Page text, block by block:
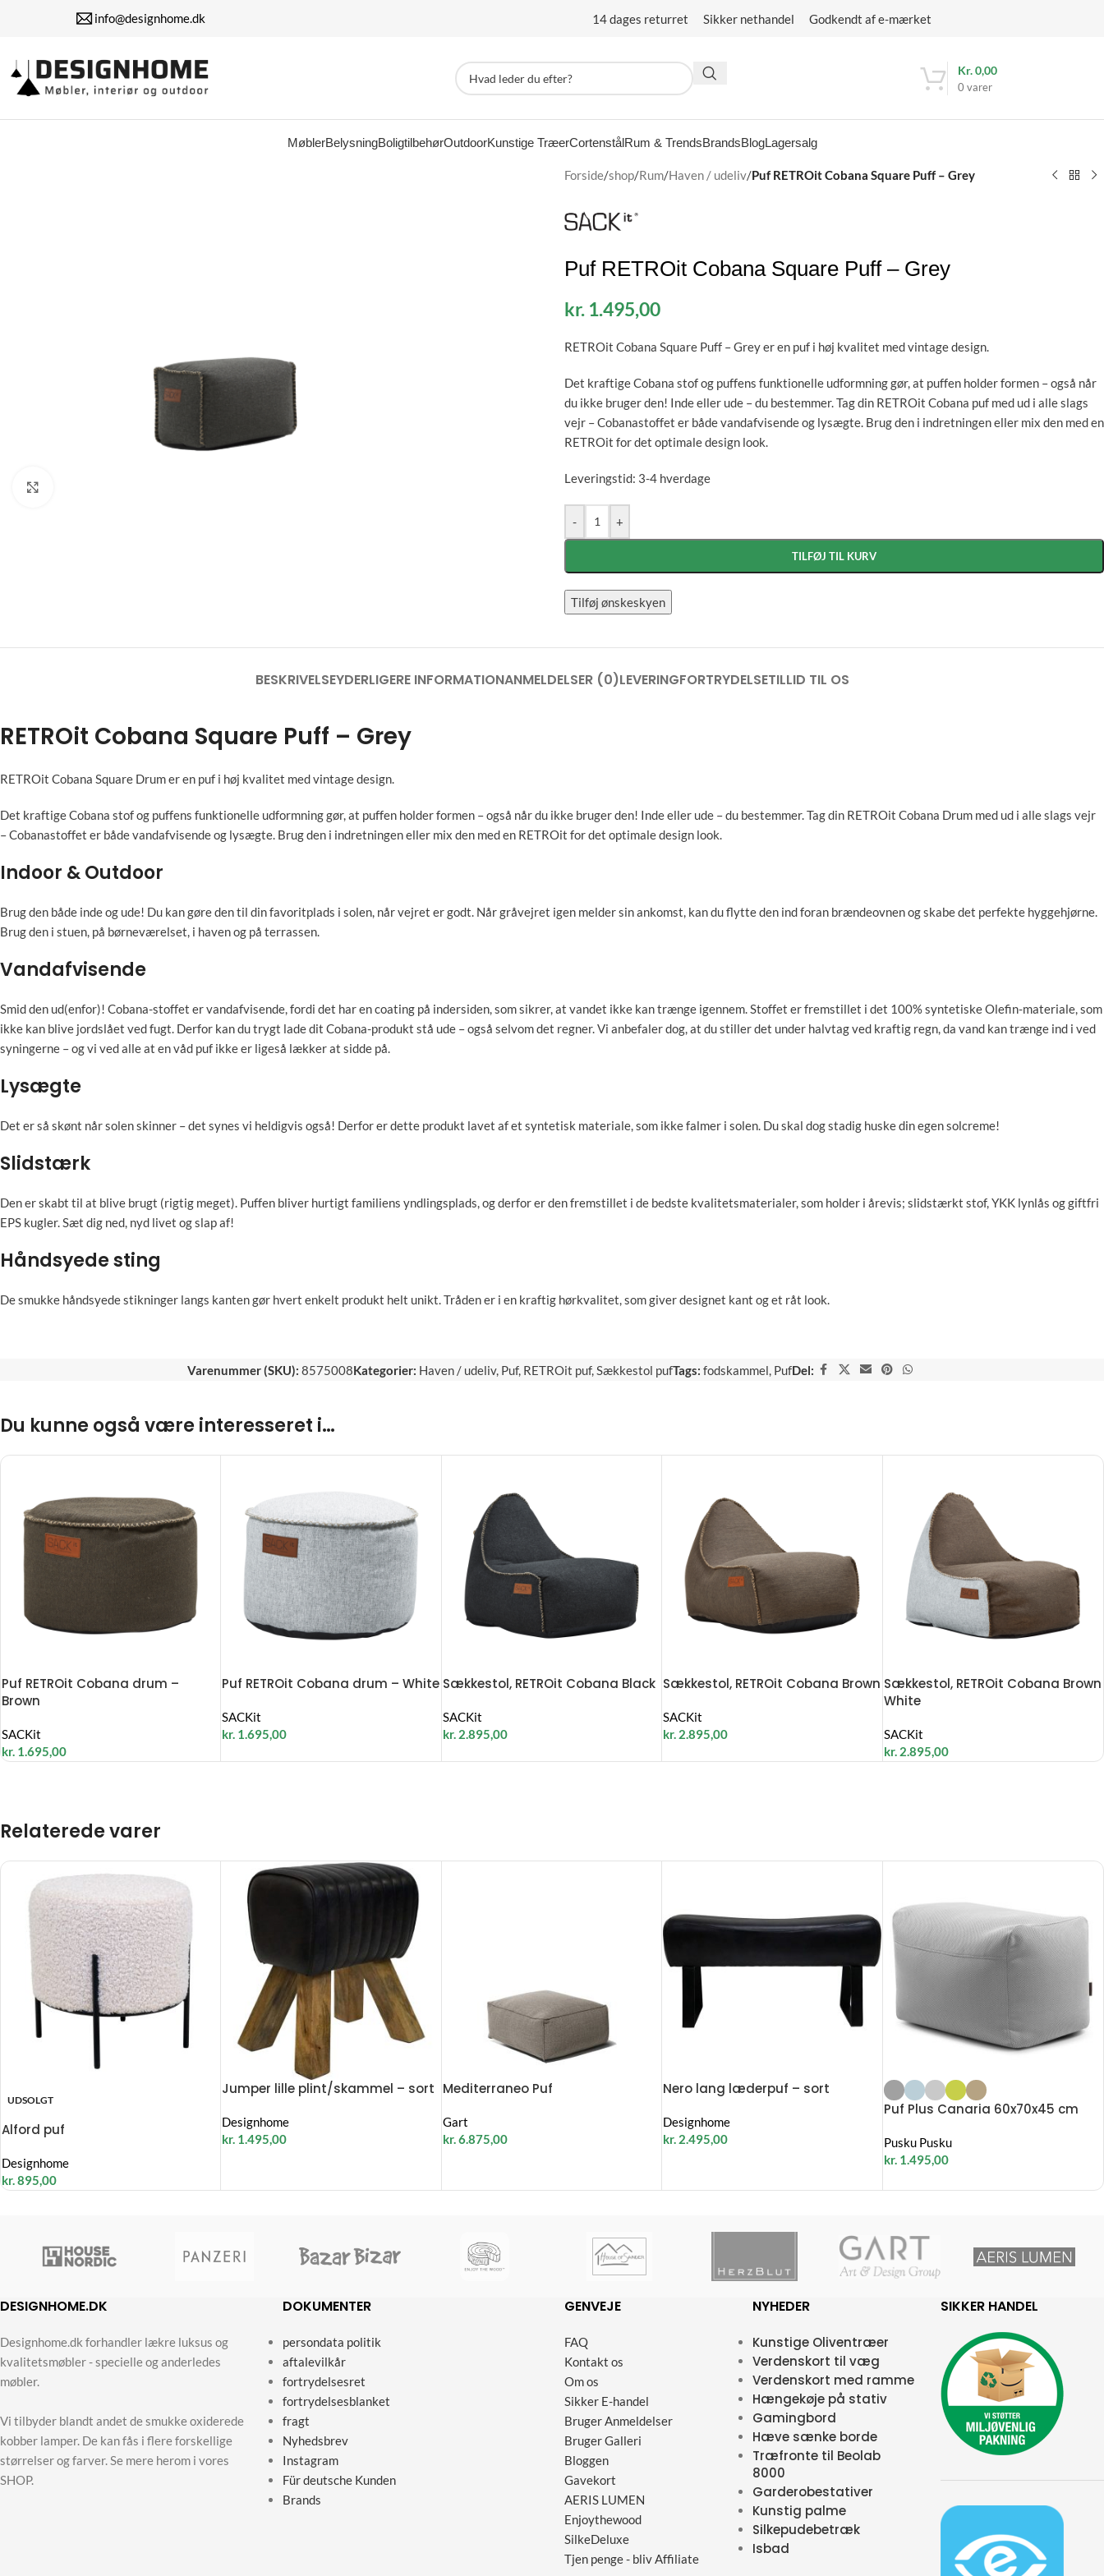
info@designhome.dk 14 dages returret Sikker nethandel Godkendt af e-mærket
0 varer
Kr.0,00
MøblerBelysningBoligtilbehørOutdoorKunstige TræerCortenstålRum & TrendsBrandsBlogLagersalg
Forside/shop/Rum/Haven / udeliv/Puf RETROit Cobana Square Puff – Grey
Puf RETROit Cobana Square Puff – Grey
kr. 1.495,00
RETROit Cobana Square Puff – Grey er en puf i høj kvalitet med vintage design.
Det kraftige Cobana stof og puffens funktionelle udformning gør, at puffen holder formen – også når
du ikke bruger den! Inde eller ude – du bestemmer. Tag din RETROit Cobana puf med ud i alle slags
vejr – Cobanastoffet er både vandafvisende og lysægte. Brug den i indretningen eller mix den med en
RETROit for det optimale design look.
Leveringstid: 3-4 hverdage
- +
TILFØJ TIL KURV
Tilføj ønskeskyen
BESKRIVELSEYDERLIGERE INFORMATIONANMELDELSER (0)LEVERINGFORTRYDELSETILLID TIL OS
RETROit Cobana Square Puff – Grey
RETROit Cobana Square Drum er en puf i høj kvalitet med vintage design.
Det kraftige Cobana stof og puffens funktionelle udformning gør, at puffen holder formen – også når du ikke bruger den! Inde eller ude – du bestemmer. Tag din RETROit Cobana Drum med ud i alle slags vejr
– Cobanastoffet er både vandafvisende og lysægte. Brug den i indretningen eller mix den med en RETROit for det optimale design look.
Indoor & Outdoor
Brug den både inde og ude! Du kan gøre den til din favoritplads i solen, når vejret er godt. Når gråvejret igen melder sin ankomst, kan du flytte den ind foran brændeovnen og skabe det perfekte hyggehjørne.
Brug den i stuen, på børneværelset, i haven og på terrassen.
Vandafvisende
Smid den ud(enfor)! Cobana-stoffet er vandafvisende, fordi det har en coating på indersiden, som sikrer, at vandet ikke kan trænge igennem. Stoffet er fremstillet i det 100% syntetiske Olefin-materiale, som
ikke kan blive jordslået ved fugt. Derfor kan du trygt lade dit Cobana-produkt stå ude – også selvom det regner. Vi anbefaler dog, at du stiller det under halvtag ved kraftig regn, da vand kan trænge ind i ved
syningerne – og vi ved alle at en våd puf ikke er ligeså lækker at sidde på.
Lysægte
Det er så skønt når solen skinner – det synes vi heldigvis også! Derfor er dette produkt lavet af et syntetisk materiale, som ikke falmer i solen. Du skal dog stadig huske din egen solcreme!
Slidstærk
Den er skabt til at blive brugt (rigtig meget). Puffen bliver hurtigt familiens yndlingsplads, og derfor er den fremstillet i de bedste kvalitetsmaterialer, som holder i årevis; slidstærkt stof, YKK lynlås og giftfri
EPS kugler. Sæt dig ned, nyd livet og slap af!
Håndsyede sting
De smukke håndsyede stikninger langs kanten gør hvert enkelt produkt helt unikt. Tråden er i en kraftig hørkvalitet, som giver designet kant og et råt look.
Varenummer (SKU): 8575008Kategorier: Haven / udeliv, Puf, RETROit puf,Sækkestol pufTags: fodskammel, PufDel:
Du kunne også være interesseret i…
Puf RETROit Cobana drum –
Brown
SACKit
kr. 1.695,00
Puf RETROit Cobana drum – White
SACKit
kr. 1.695,00
Sækkestol, RETROit Cobana Black
SACKit
kr.2.895,00
Sækkestol, RETROit Cobana Brown
SACKit
kr. 2.895,00
Sækkestol, RETROit Cobana Brown
White
SACKit
kr.2.895,00
Relaterede varer
UDSOLGT
Alford puf
Designhome
kr.895,00
Jumper lille plint/skammel – sort
Designhome
kr. 1.495,00
Mediterraneo Puf
Gart
kr.6.875,00
Nero lang læderpuf – sort
Designhome
kr. 2.495,00
Puf Plus Canaria 60x70x45 cm
Pusku Pusku
kr.1.495,00
DESIGNHOME.DK
Designhome.dk forhandler lækre luksus og
kvalitetsmøbler - specielle og anderledes
møbler.
Vi tilbyder blandt andet de smukke oxiderede
kobber lamper. De kan fås i flere forskellige
størrelser og farver. Se mere herom i vores
SHOP.
DOKUMENTER
persondata politik
aftalevilkår
fortrydelsesret
fortrydelsesblanket
fragt
Nyhedsbrev
Instagram
Für deutsche Kunden
Brands
GENVEJE
FAQ
Kontakt os
Om os
Sikker E-handel
Bruger Anmeldelser
Bruger Galleri
Bloggen
Gavekort
AERIS LUMEN
Enjoythewood
SilkeDeluxe
Tjen penge - bliv Affiliate
NYHEDER
Kunstige Oliventræer
Verdenskort til væg
Verdenskort med ramme
Hængekøje på stativ
Gamingbord
Hæve sænke borde
Træfronte til Beolab
8000
Garderobestativer
Kunstig palme
Silkepudebetræk
Isbad
SIKKER HANDEL